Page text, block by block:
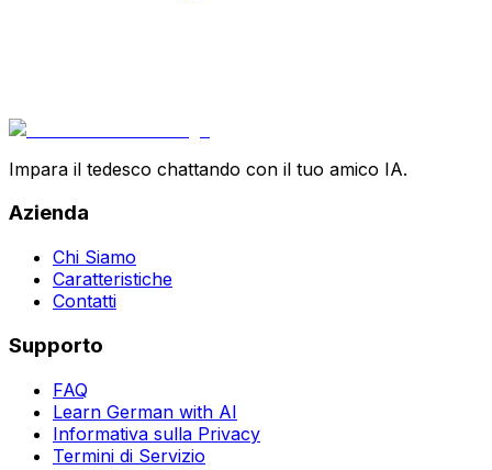
Impara il tedesco chattando con il tuo amico IA.
Azienda
Chi Siamo
Caratteristiche
Contatti
Supporto
FAQ
Learn German with AI
Informativa sulla Privacy
Termini di Servizio